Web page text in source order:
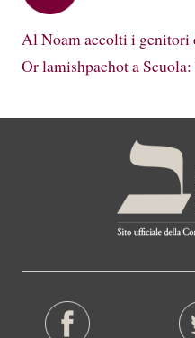
Al Noam accolti i
Or lamishpachot a